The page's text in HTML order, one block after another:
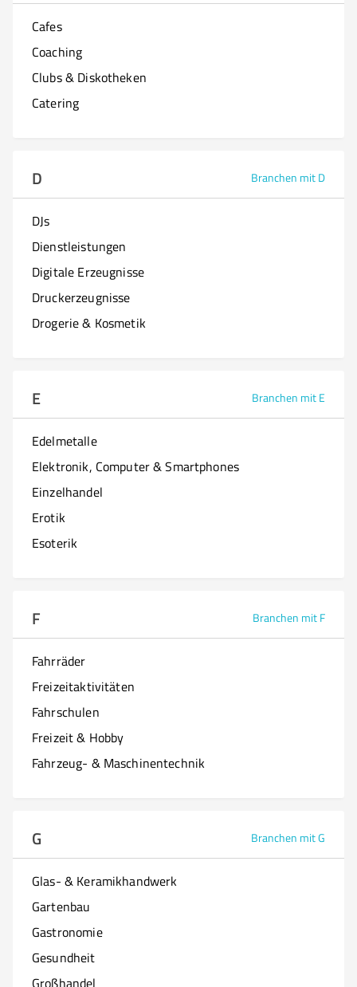
Cafes
Coaching
Clubs & Diskotheken
Catering
D Branchen mit D
DJs
Dienstleistungen
Digitale Erzeugnisse
Druckerzeugnisse
Drogerie & Kosmetik
E Branchen mit E
Edelmetalle
Elektronik, Computer & Smartphones
Einzelhandel
Erotik
Esoterik
F Branchen mit F
Fahrräder
Freizeitaktivitäten
Fahrschulen
Freizeit & Hobby
Fahrzeug- & Maschinentechnik
G Branchen mit G
Glas- & Keramikhandwerk
Gartenbau
Gastronomie
Gesundheit
Großhandel